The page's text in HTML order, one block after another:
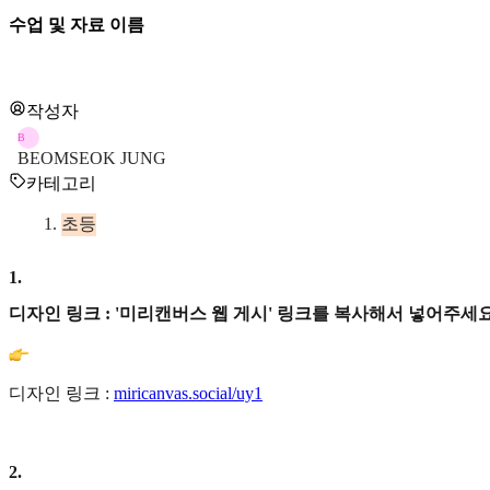
수업 및 자료 이름
작성자
B
BEOMSEOK JUNG
카테고리
초등
1.
디자인 링크 : '미리캔버스 웹 게시' 링크를 복사해서 넣어주세
디자인 링크 : miricanvas.social/uy1
2.